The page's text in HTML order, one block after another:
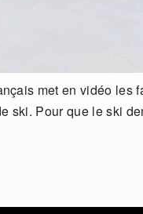
met en vidéo les
ski. Pour que le ski